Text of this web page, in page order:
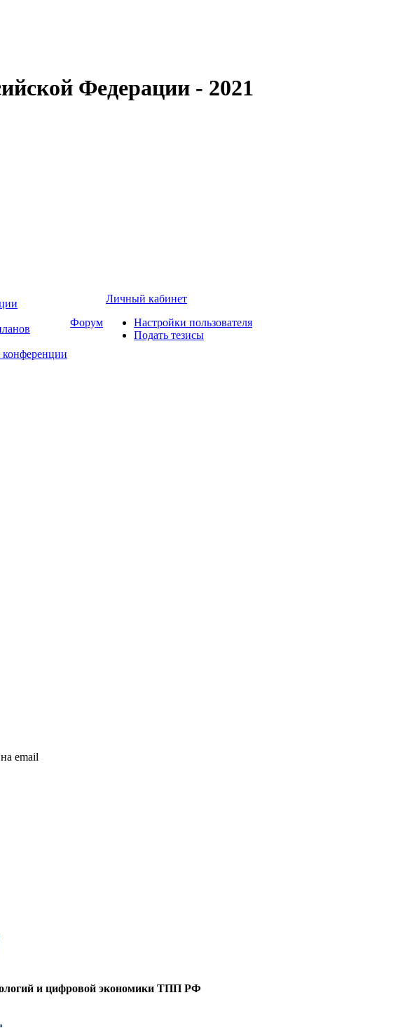
Федерации - 2021
конференции
Форум
Личный кабинет
Настройки пользователя
Подать тезисы
email
и цифровой экономики ТПП РФ